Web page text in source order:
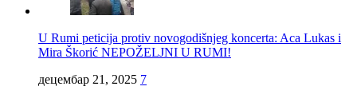
U Rumi peticija protiv novogodišnjeg koncerta: Aca Lukas i
Mira Škorić NEPOŽELJNI U RUMI!
децембар 21, 2025 7